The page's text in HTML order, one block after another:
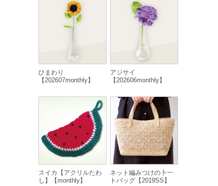
ひまわり
【202607monthly】
アジサイ
【202606monthly】
スイカ【アクリルたわ
し】【monthly】
ネット編みつけの卜一
トバッグ【2019SS】